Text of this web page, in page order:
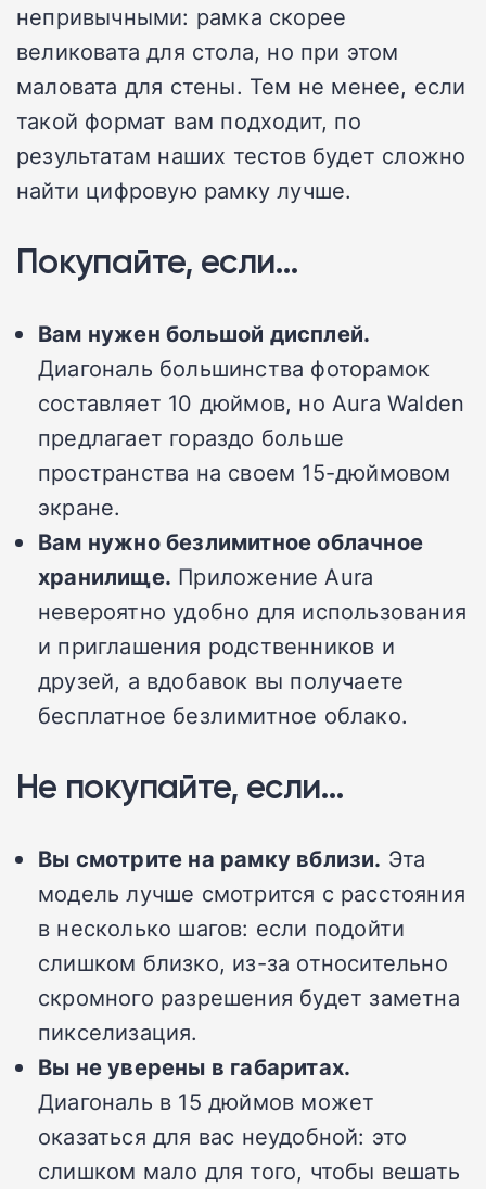
непривычными: рамка скорее
великовата для стола, но при этом
маловата для стены. Тем не менее, если
такой формат вам подходит, по
результатам наших тестов будет сложно
найти цифровую рамку лучше.
Покупайте, если…
Вам нужен большой дисплей.
Диагональ большинства фоторамок
составляет 10 дюймов, но Aura Walden
предлагает гораздо больше
пространства на своем 15-дюймовом
экране.
Вам нужно безлимитное облачное
хранилище. Приложение Aura
невероятно удобно для использования
и приглашения родственников и
друзей, а вдобавок вы получаете
бесплатное безлимитное облако.
Не покупайте, если…
Вы смотрите на рамку вблизи. Эта
модель лучше смотрится с расстояния
в несколько шагов: если подойти
слишком близко, из-за относительно
скромного разрешения будет заметна
пикселизация.
Вы не уверены в габаритах.
Диагональ в 15 дюймов может
оказаться для вас неудобной: это
слишком мало для того, чтобы вешать